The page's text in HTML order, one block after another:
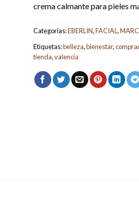
crema calmante para pieles
Categorías:EBERLIN,FACIAL,
Etiquetas:belleza,bienestar,comprar
tienda,valencia